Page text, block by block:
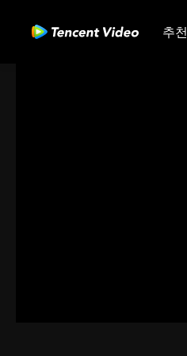
추천